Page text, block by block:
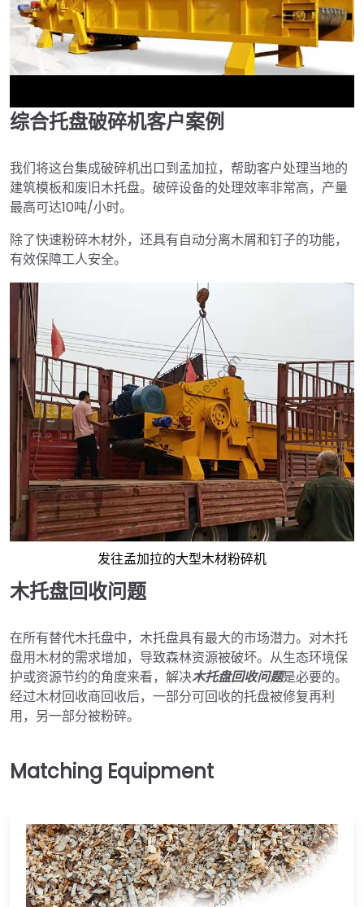
►
综合托盘破碎机客户案例
我们将这台集成破碎机出口到孟加拉，帮助客户处理当地的
建筑模板和废旧木托盘。破碎设备的处理效率非常高，产量
最高可达10吨/小时。
除了快速粉碎木材外，还具有自动分离木屑和钉子的功能，
有效保障工人安全。
发往孟加拉的大型木材粉碎机
木托盘回收问题
在所有替代木托盘中，木托盘具有最大的市场潜力。对木托
盘用木材的需求增加，导致森林资源被破坏。从生态环境保
护或资源节约的角度来看，解决木托盘回收问题是必要的。
经过木材回收商回收后，一部分可回收的托盘被修复再利
用，另一部分被粉碎。